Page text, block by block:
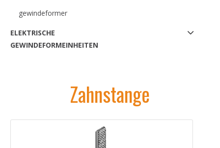
gewindeformer
ELEKTRISCHE
GEWINDEFORMEINHEITEN
Zahnstange